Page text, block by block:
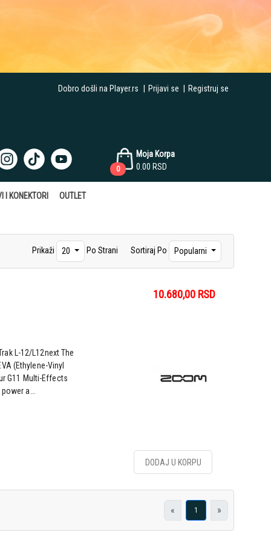
Dobro došli na Player.rs Prijavi se Registruj se
Moja Korpa
0.00 RSD
0
I KONEKTORI OUTLET
Prikaži 20 Po Strani Sortiraj Po Popularni
10.680,00 RSD
L-12/L12next The
(Ethylene-Vinyl
G11 Multi-Effects
a...
DODAJ U KORPU
« 1 »